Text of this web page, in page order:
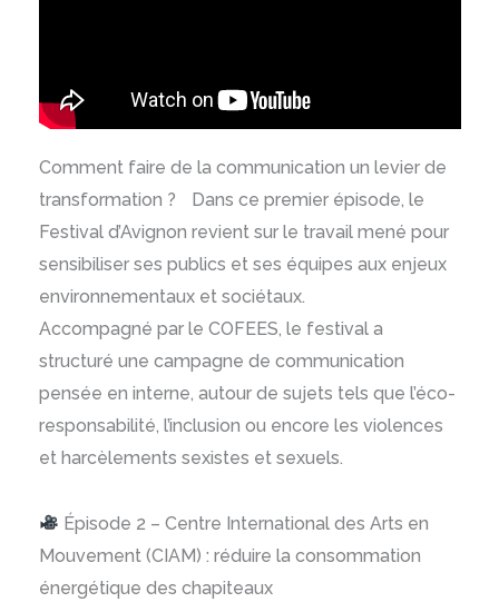
Comment faire de la communication un levier de
transformation ? Dans ce premier épisode, le
Festival d’Avignon revient sur le travail mené pour
sensibiliser ses publics et ses équipes aux enjeux
environnementaux et sociétaux.
Accompagné par le COFEES, le festival a
structuré une campagne de communication
pensée en interne, autour de sujets tels que l’éco-
responsabilité, l’inclusion ou encore les violences
et harcèlements sexistes et sexuels.
Épisode 2 – Centre International des Arts en
Mouvement (CIAM) : réduire la consommation
énergétique des chapiteaux